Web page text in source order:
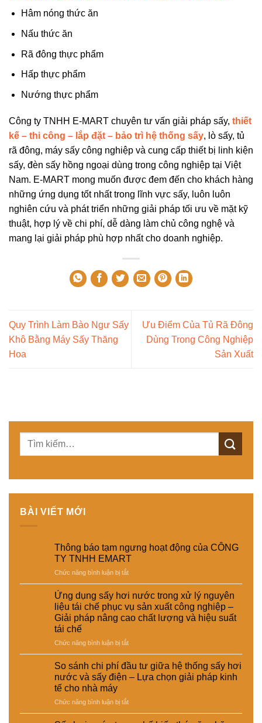
Hâm nóng thức ăn
Nấu thức ăn
Rã đông thực phẩm
Hấp thực phẩm
Nướng thực phẩm
Công ty TNHH E-MART chuyên tư vấn giải pháp sấy, thiết
kế – thi công – lắp đặt – bảo trì hệ thống sấy, lò sấy, tủ
rã đông, máy sấy công nghiệp và cung cấp thiết bị linh kiện
sấy, đèn sấy hồng ngoại dùng trong công nghiệp tại Việt
Nam. E-MART mong muốn được đem đến cho khách hàng
những ứng dụng tốt nhất trong lĩnh vực sấy, luôn luôn
nghiên cứu và phát triển những giải pháp tối ưu về mặt kỹ
thuật, hợp lý về chi phí, dễ dàng làm chủ công nghệ và
mang lại giải pháp phù hợp nhất cho doanh nghiệp.
Quy Trình Làm Bào Ngư Sấy
Khô Bằng Máy Sấy Thăng
Hoa
Ưu Điểm Của Tủ Rã Đông
Dùng Trong Công Nghiệp
Sản Xuất
BÀI VIẾT MỚI
Thông báo tạm ngưng hoạt động của CÔNG
TY TNHH EMART
Chức năng bình luận bị tắtở
báo
ngưng
hoạt
của
TY
EMART
Ứng dụng sấy hơi nước trong xử lý nguyên
liệu tái chế phục vụ sản xuất công nghiệp –
Giải pháp nâng cao chất lượng và hiệu suất
tái chế
Chức năng bình luận bị tắtở
dụng
sấy
trong
xử
So sánh chi phí đầu tư giữa hệ thống sấy hơi
nước và sấy điện – Lựa chọn giải pháp kinh
tế cho nhà máy
Chức năng bình luận bị tắtở